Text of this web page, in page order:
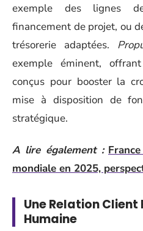
exemple des lignes
financement de projet, ou
trésorerie adaptées.
exemple éminent,
conçus pour booster la
mise à disposition de
stratégique.
A lire également :
mondiale en 2025,
Une Relation Client
Humaine